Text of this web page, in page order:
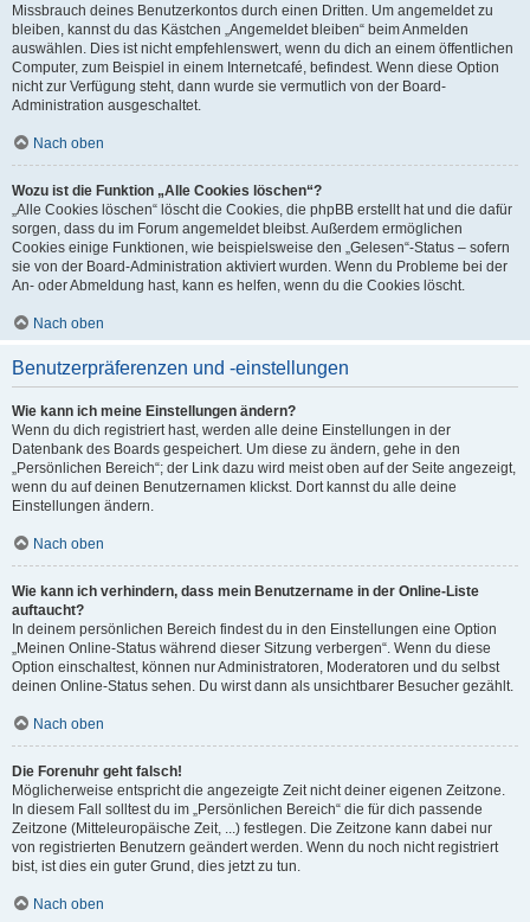
Missbrauch deines Benutzerkontos durch einen Dritten. Um angemeldet zu
bleiben, kannst du das Kästchen „Angemeldet bleiben“ beim Anmelden
auswählen. Dies ist nicht empfehlenswert, wenn du dich an einem öffentlichen
Computer, zum Beispiel in einem Internetcafé, befindest. Wenn diese Option
nicht zur Verfügung steht, dann wurde sie vermutlich von der Board-
Administration ausgeschaltet.
Nach oben
Wozu ist die Funktion „Alle Cookies löschen“?
„Alle Cookies löschen“ löscht die Cookies, die phpBB erstellt hat und die dafür
sorgen, dass du im Forum angemeldet bleibst. Außerdem ermöglichen
Cookies einige Funktionen, wie beispielsweise den „Gelesen“-Status – sofern
sie von der Board-Administration aktiviert wurden. Wenn du Probleme bei der
An- oder Abmeldung hast, kann es helfen, wenn du die Cookies löscht.
Nach oben
Benutzerpräferenzen und -einstellungen
Wie kann ich meine Einstellungen ändern?
Wenn du dich registriert hast, werden alle deine Einstellungen in der
Datenbank des Boards gespeichert. Um diese zu ändern, gehe in den
„Persönlichen Bereich“; der Link dazu wird meist oben auf der Seite angezeigt,
wenn du auf deinen Benutzernamen klickst. Dort kannst du alle deine
Einstellungen ändern.
Nach oben
Wie kann ich verhindern, dass mein Benutzername in der Online-Liste
auftaucht?
In deinem persönlichen Bereich findest du in den Einstellungen eine Option
„Meinen Online-Status während dieser Sitzung verbergen“. Wenn du diese
Option einschaltest, können nur Administratoren, Moderatoren und du selbst
deinen Online-Status sehen. Du wirst dann als unsichtbarer Besucher gezählt.
Nach oben
Die Forenuhr geht falsch!
Möglicherweise entspricht die angezeigte Zeit nicht deiner eigenen Zeitzone.
In diesem Fall solltest du im „Persönlichen Bereich“ die für dich passende
Zeitzone (Mitteleuropäische Zeit, ...) festlegen. Die Zeitzone kann dabei nur
von registrierten Benutzern geändert werden. Wenn du noch nicht registriert
bist, ist dies ein guter Grund, dies jetzt zu tun.
Nach oben